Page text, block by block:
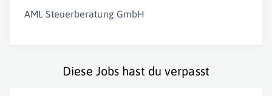
AML Steuerberatung GmbH
Diese Jobs hast du verpasst